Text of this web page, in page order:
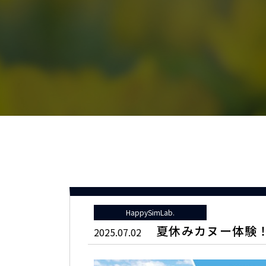
HappySimLab.
2025.07.02 夏休みカヌー体験